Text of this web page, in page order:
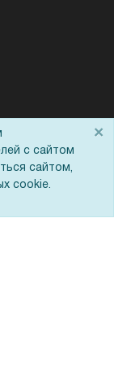
с сайтом
сайтом,
cookie.
×